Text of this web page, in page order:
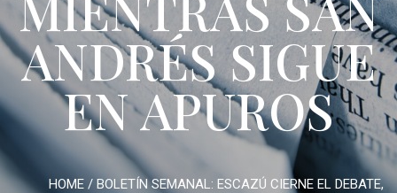
ANDRÉS SIGUE
EN APUROS
HOME / BOLETÍN SEMANAL: ESCAZÚ CIERNE EL DEBATE,